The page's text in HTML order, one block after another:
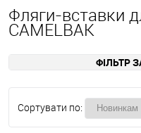
Фляги-вставки
CAMELBAK
ФІЛЬТР
Сортувати по: